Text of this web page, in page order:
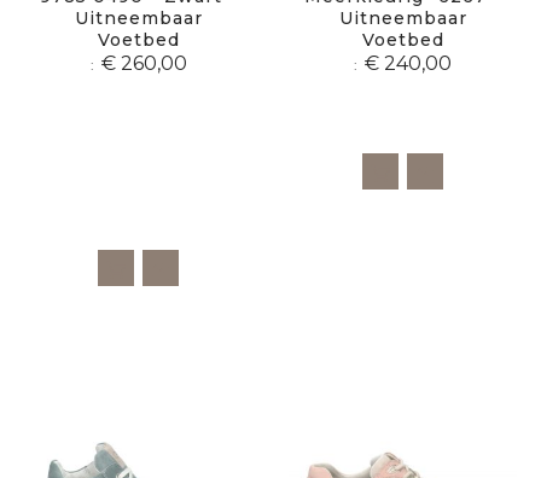
Uitneembaar
Voetbed
€ 260,00
Uitneembaar
Voetbed
€ 240,00